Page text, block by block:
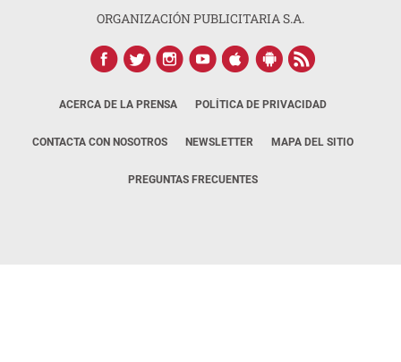
ORGANIZACIÓN PUBLICITARIA S.A.
ACERCA DE LA PRENSA POLÍTICA DE PRIVACIDAD
CONTACTA CON NOSOTROS NEWSLETTER MAPA DEL SITIO
PREGUNTAS FRECUENTES